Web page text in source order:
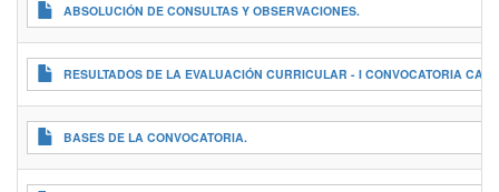
ABSOLUCIÓN DE CONSULTAS Y OBSERVACIONES.
RESULTADOS DE LA EVALUACIÓN CURRICULAR - I CONVOCATORIA CAS
BASES DE LA CONVOCATORIA.